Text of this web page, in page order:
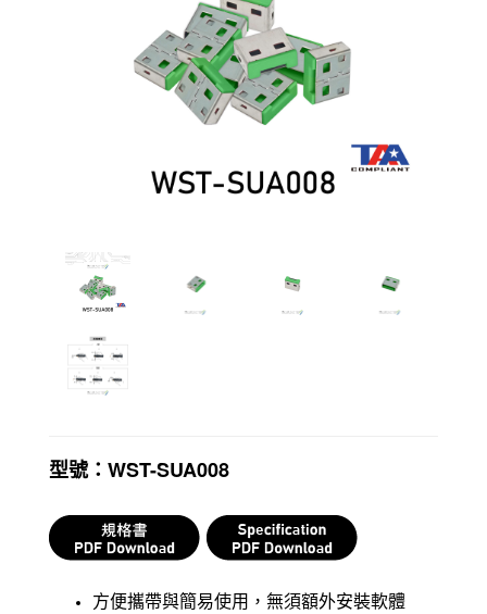
型號：WST-SUA008
方便攜帶與簡易使用，無須額外安裝軟體